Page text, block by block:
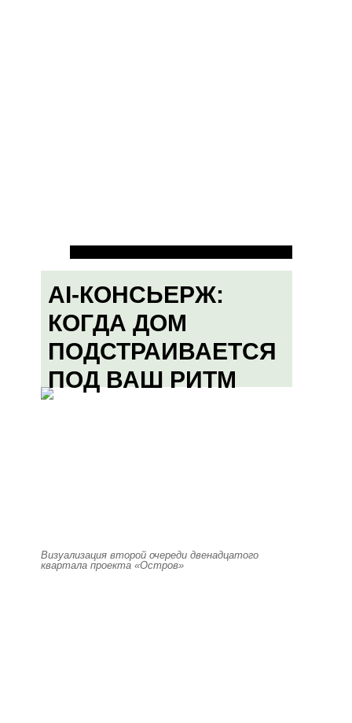
AI-КОНСЬЕРЖ:
КОГДА ДОМ
ПОДСТРАИВАЕТСЯ
ПОД ВАШ РИТМ
Визуализация второй очереди двенадцатого
квартала проекта «Остров»